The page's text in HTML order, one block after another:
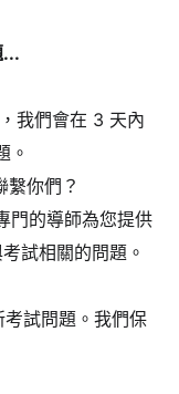
...
我們會在 3 天內
。
繫你們？
門的導師為您提供
試相關的問題。
試問題。我們保